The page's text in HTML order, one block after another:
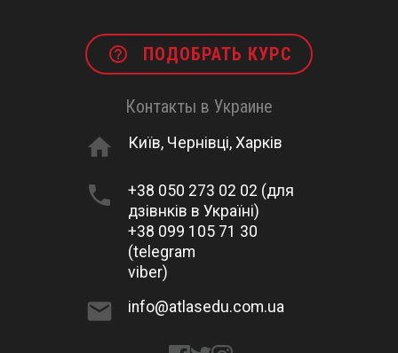
help_outline ПОДОБРАТЬ КУРС
Контакты в Украине
home Київ, Чернівці, Харків
phone
+38 050 273 02 02 (для
дзівнків в Україні)
+38 099 105 71 30
(telegram
viber)
email info@atlasedu.com.ua